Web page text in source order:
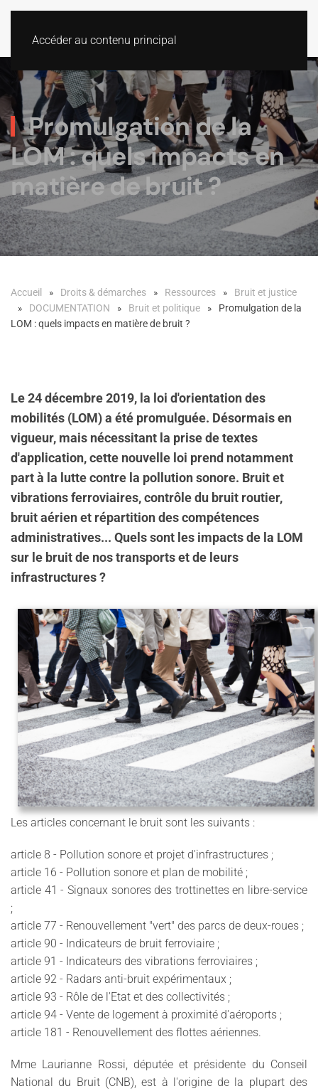
Accéder au contenu principal
Promulgation de la
LOM : quels impacts en
matière de bruit ?
Accueil Droits & démarches Ressources
Bruit et justice
DOCUMENTATION
Bruit et politique
Promulgation de la
LOM : quels impacts en matière de bruit ?
Le 24 décembre 2019, la loi d'orientation des
mobilités (LOM) a été promulguée. Désormais en
vigueur, mais nécessitant la prise de textes
d'application, cette nouvelle loi prend notamment
part à la lutte contre la pollution sonore. Bruit et
vibrations ferroviaires, contrôle du bruit routier,
bruit aérien et répartition des compétences
administratives... Quels sont les impacts de la LOM
sur le bruit de nos transports et de leurs
infrastructures ?
Les articles concernant le bruit sont les suivants :
article 8 - Pollution sonore et projet d'infrastructures ;
article 16 - Pollution sonore et plan de mobilité ;
article 41 - Signaux sonores des trottinettes en libre-service
;
article 77 - Renouvellement "vert" des parcs de deux-roues ;
article 90 - Indicateurs de bruit ferroviaire ;
article 91 - Indicateurs des vibrations ferroviaires ;
article 92 - Radars anti-bruit expérimentaux ;
article 93 - Rôle de l'Etat et des collectivités ;
article 94 - Vente de logement à proximité d'aéroports ;
article 181 - Renouvellement des flottes aériennes.
Mme Laurianne Rossi, députée et présidente du Conseil
National du Bruit (CNB), est à l'origine de la plupart des